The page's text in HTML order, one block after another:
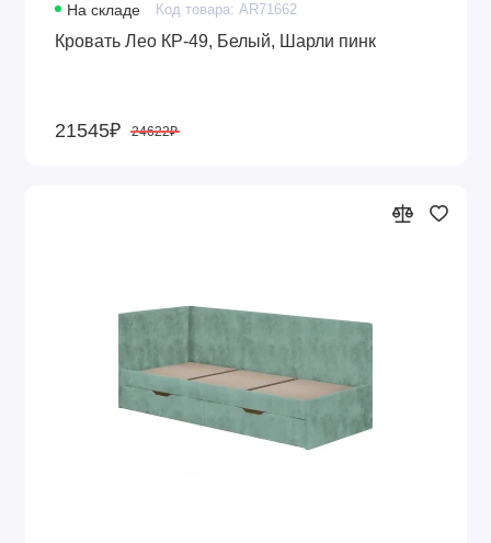
На складе Код товара: AR71662
Кровать Лео КР-49, Белый, Шарли пинк
21545₽ 24622₽